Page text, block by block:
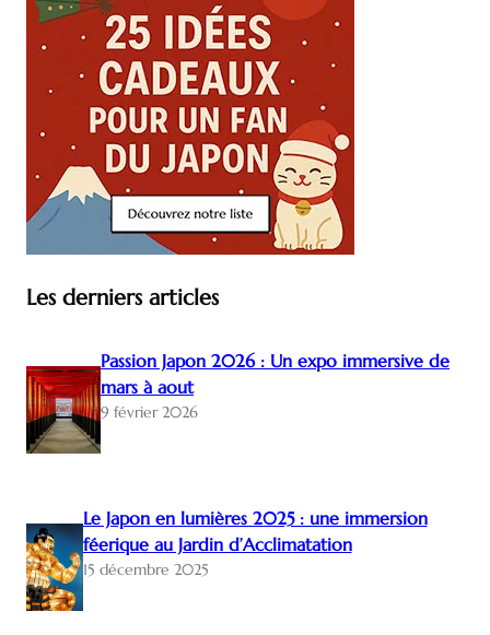
Les derniers articles
Passion Japon 2026 : Un expo immersive de
mars à aout
9 février 2026
Le Japon en lumières 2025 : une immersion
féerique au Jardin d’Acclimatation
15 décembre 2025